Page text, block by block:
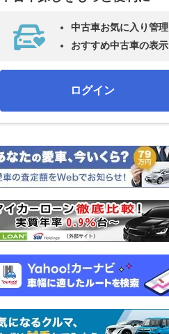
中古車お気に入り管理
おすすめ中古車の表示
ログイン